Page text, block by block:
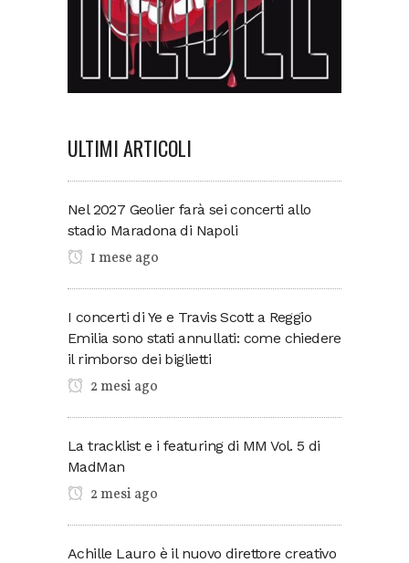
ULTIMI ARTICOLI
Nel 2027 Geolier farà sei concerti allo
stadio Maradona di Napoli
1 mese ago
I concerti di Ye e Travis Scott a Reggio
Emilia sono stati annullati: come chiedere
il rimborso dei biglietti
2 mesi ago
La tracklist e i featuring di MM Vol. 5 di
MadMan
2 mesi ago
Achille Lauro è il nuovo direttore creativo